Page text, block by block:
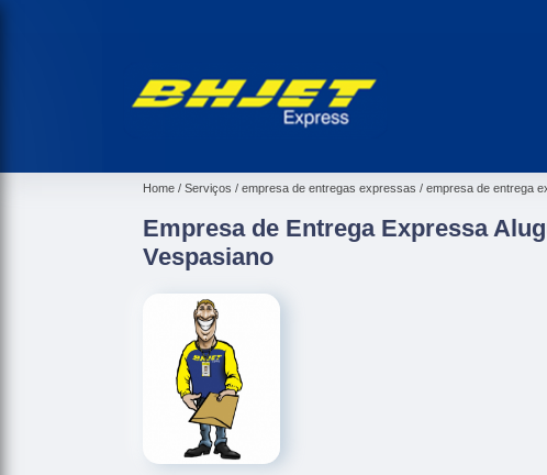
Home Serviços empresa de entregas expressas empresa de entrega
Empresa de Entrega Expressa
Vespasiano